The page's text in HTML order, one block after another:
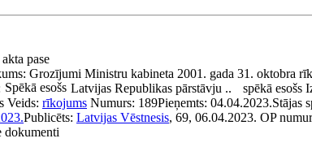
pase
Grozījumi Ministru kabineta 2001. gada 31. oktobra
Latvijas Republikas pārstāvju ..
Spēkā esošs spēkā esošs
Veids: rīkojums Numurs: 189Pieņemts: 04.04.2023.Stājas
Publicēts: Latvijas Vēstnesis, 69, 06.04.2023. OP
dokumenti